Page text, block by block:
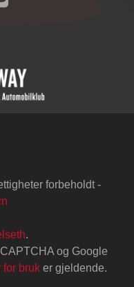
forbeholdt -
.
og Google
for bruk er gjeldende.